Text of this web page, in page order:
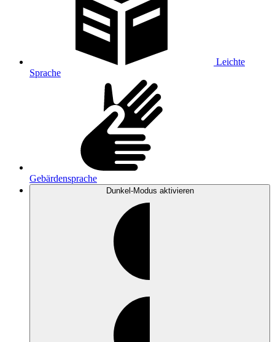
Leichte
Sprache
Gebärdensprache
Dunkel-Modus aktivieren